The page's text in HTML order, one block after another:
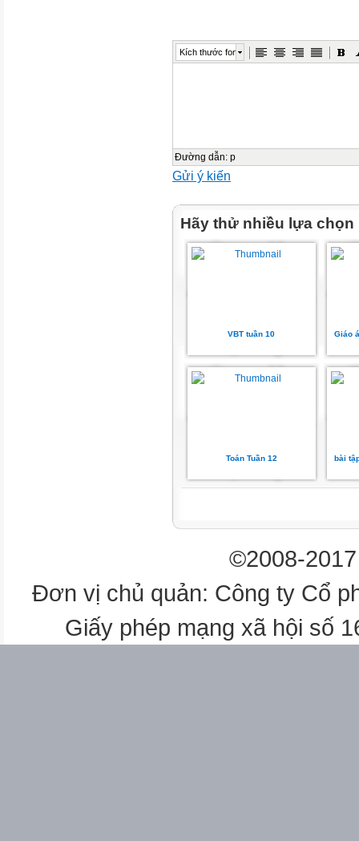
Kích thước font
Đường dẫn: p
Gửi ý kiến
Hãy thử nhiều lựa chọn
VBT tuần 10 Giáo
Toán Tuần 12 bài
©2008-
Đơn vị chủ quản: Công ty Cổ
Giấy phép mạng xã hội số